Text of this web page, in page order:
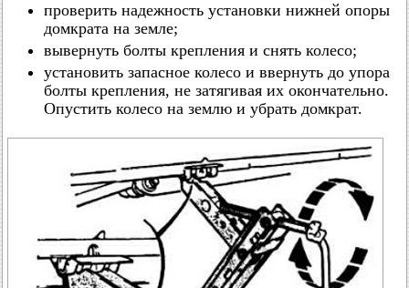
проверить надежность установки нижней опоры
домкрата на земле;
вывернуть болты крепления и снять колесо;
установить запасное колесо и ввернуть до упора
болты крепления, не затягивая их окончательно.
Опустить колесо на землю и убрать домкрат.